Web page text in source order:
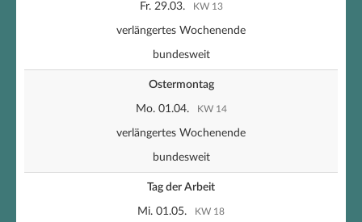
Fr. 29.03. KW 13
verlängertes Wochenende
bundesweit
Ostermontag
Mo. 01.04. KW 14
verlängertes Wochenende
bundesweit
Tag der Arbeit
Mi. 01.05. KW 18